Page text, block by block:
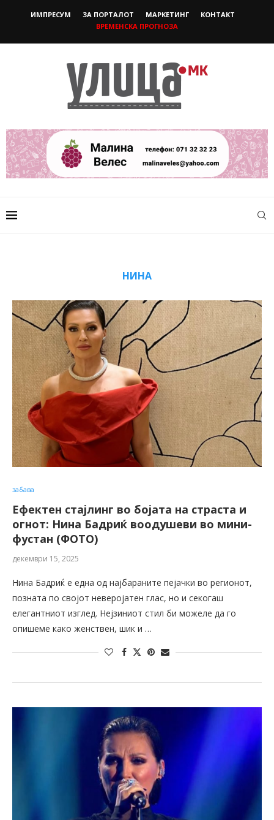
ИМПРЕСУМ ЗА ПОРТАЛОТ МАРКЕТИНГ
КОНТАКТ
ВРЕМЕНСКА ПРОГНОЗА
НИНА
забава
Ефектен стајлинг во бојата на страста и
огнот: Нина Бадриќ воодушеви во мини-
фустан (ФОТО)
декември 15, 2025
Нина Бадриќ е една од најбараните пејачки во регионот,
позната по својот неверојатен глас, но и секогаш
елегантниот изглед. Нејзиниот стил би можеле да го
опишеме како женствен, шик и …